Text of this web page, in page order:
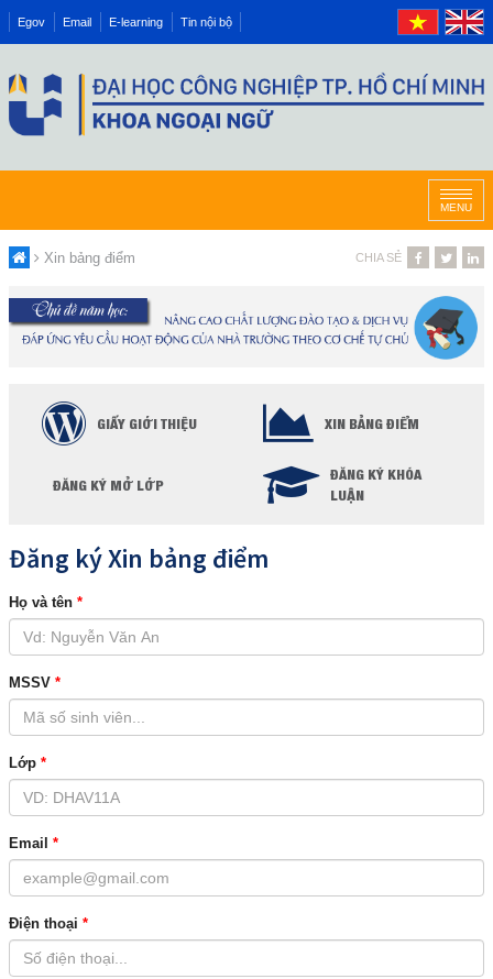
Egov Email E-learning Tin nội bộ
MENU
Xin bảng điểm CHIA SẺ
GIẤY GIỚI THIỆU XIN BẢNG ĐIỂM
ĐĂNG KÝ MỞ LỚP
ĐĂNG KÝ KHÓA
LUẬN
Đăng ký Xin bảng điểm
Họ và tên *
MSSV *
Lớp *
Email *
Điện thoại *